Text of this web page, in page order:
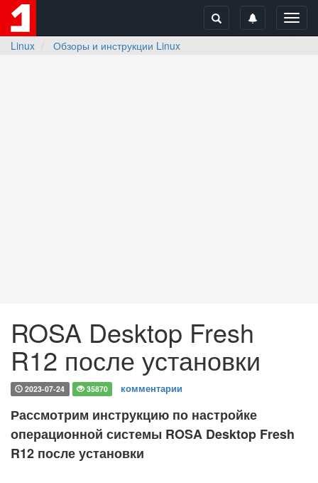
Linux
Обзоры и инструкции Linux
ROSA Desktop Fresh
R12 после установки
2023-07-24 35870 комментарии
Рассмотрим инструкцию по настройке
операционной системы ROSA Desktop Fresh
R12 после установки